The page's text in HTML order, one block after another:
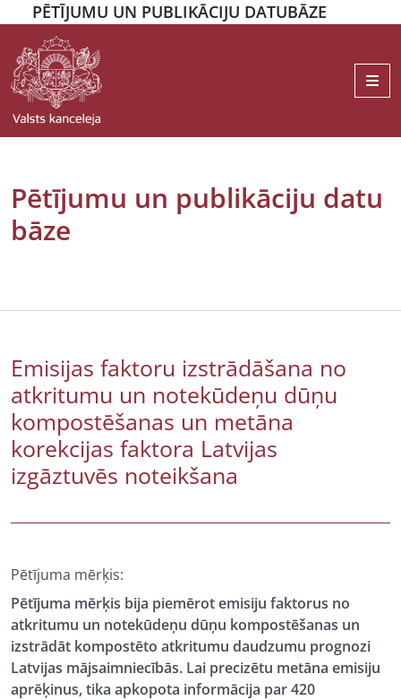
PĒTĪJUMU UN PUBLIKĀCIJU DATUBĀZE
Pētījumu un publikāciju datu
bāze
Emisijas faktoru izstrādāšana no
atkritumu un notekūdeņu dūņu
kompostēšanas un metāna
korekcijas faktora Latvijas
izgāztuvēs noteikšana
Pētījuma mērķis:
Pētījuma mērķis bija piemērot emisiju faktorus no
atkritumu un notekūdeņu dūņu kompostēšanas un
izstrādāt kompostēto atkritumu daudzumu prognozi
Latvijas mājsaimniecībās. Lai precizētu metāna emisiju
aprēķinus, tika apkopota informācija par 420